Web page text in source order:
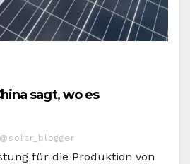
sagt, wo es
@solar_blogger
für die Produktion von